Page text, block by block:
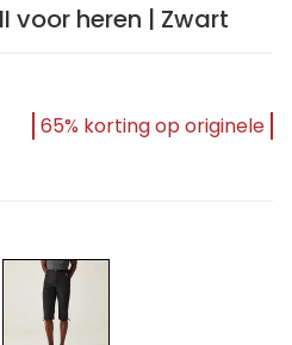
voor heren | Zwart
65% korting op originele